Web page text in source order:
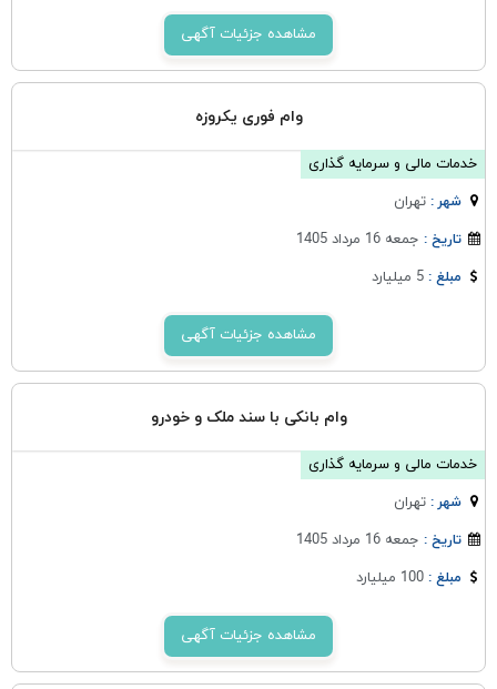
مشاهده جزئیات آگهی
وام فوری یکروزه
خدمات مالی و سرمایه گذاری
شهر :تهران
تاریخ : جمعه 16 مرداد 1405
مبلغ :5 میلیارد
مشاهده جزئیات آگهی
وام بانکی با سند ملک و خودرو
خدمات مالی و سرمایه گذاری
شهر :تهران
تاریخ : جمعه 16 مرداد 1405
مبلغ :100 میلیارد
مشاهده جزئیات آگهی